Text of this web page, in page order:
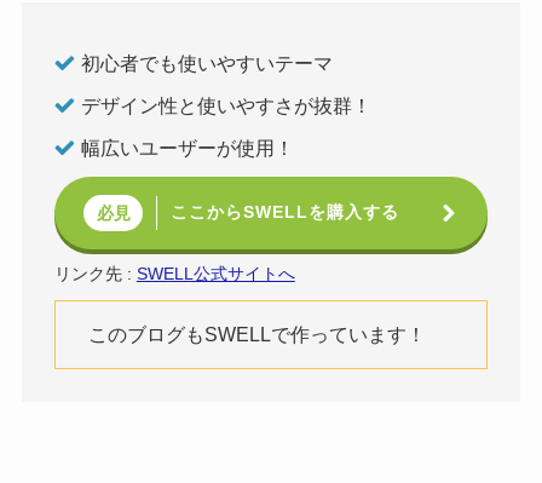
初心者でも使いやすいテーマ
デザイン性と使いやすさが抜群！
幅広いユーザーが使用！
必見 ここからSWELLを購入する
リンク先 : SWELL公式サイトへ
このブログもSWELLで作っています！